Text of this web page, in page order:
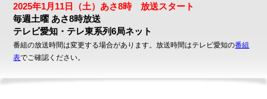
2025年1月11日（土）あさ8時 放送スタート
毎週土曜 あさ8時放送
テレビ愛知・テレ東系列6局ネット
番組の放送時間は変更する場合があります。放送時間はテレビ愛知の番組
表でご確認ください。